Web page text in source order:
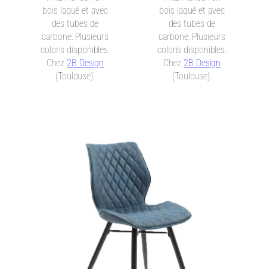
bois laqué et avec
des tubes de
carbone. Plusieurs
coloris disponibles.
Chez 2B Design
(Toulouse).
bois laqué et avec
des tubes de
carbone. Plusieurs
coloris disponibles.
Chez 2B Design
(Toulouse).